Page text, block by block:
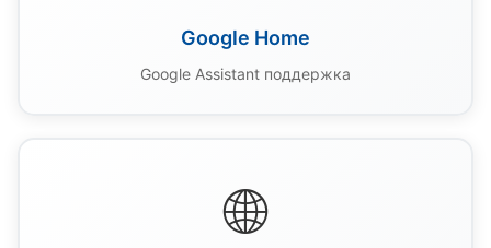
Google Home
Google Assistant поддержка
🌐